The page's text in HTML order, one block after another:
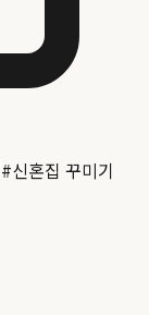
#신혼집 꾸미기